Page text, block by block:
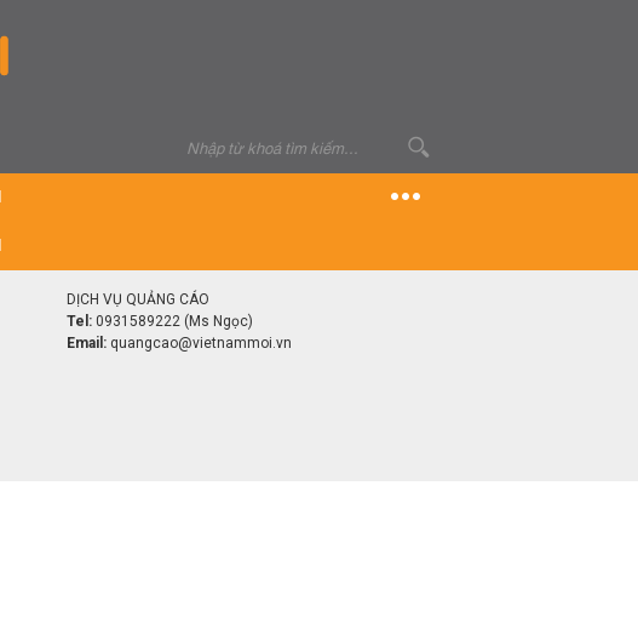
DỊCH VỤ QUẢNG CÁO
Tel: 0931589222 (Ms Ngọc)
Email: quangcao@vietnammoi.vn